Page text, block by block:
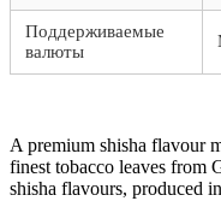
Поддерживаемые
валюты
A premium shisha flavour
finest tobacco leaves from
shisha flavours, produced